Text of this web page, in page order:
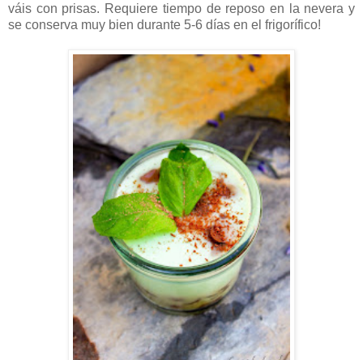
váis con prisas. Requiere tiempo de reposo en la nevera y
se conserva muy bien durante 5-6 días en el frigorífico!